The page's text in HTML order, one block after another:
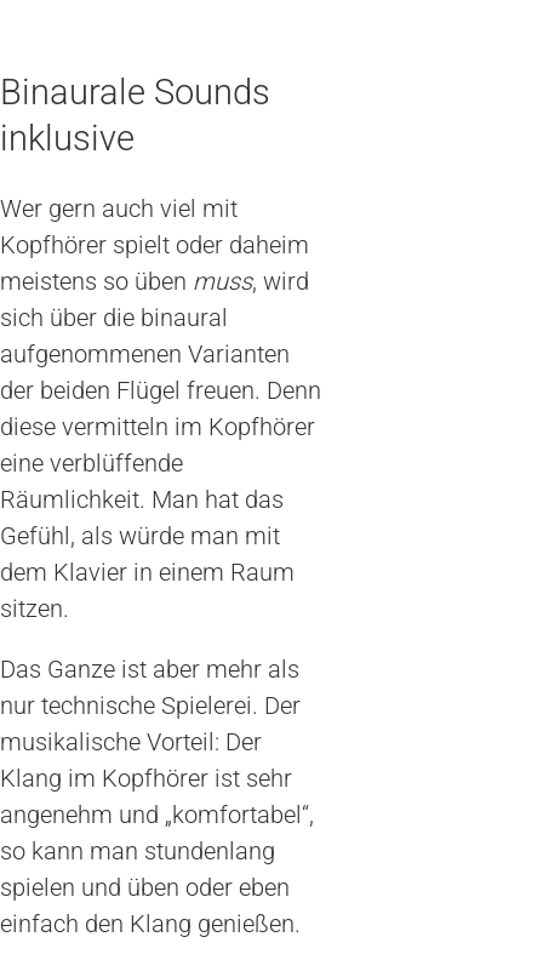
Binaurale Sounds
inklusive
Wer gern auch viel mit
Kopfhörer spielt oder daheim
meistens so üben muss, wird
sich über die binaural
aufgenommenen Varianten
der beiden Flügel freuen. Denn
diese vermitteln im Kopfhörer
eine verblüffende
Räumlichkeit. Man hat das
Gefühl, als würde man mit
dem Klavier in einem Raum
sitzen.
Das Ganze ist aber mehr als
nur technische Spielerei. Der
musikalische Vorteil: Der
Klang im Kopfhörer ist sehr
angenehm und „komfortabel“,
so kann man stundenlang
spielen und üben oder eben
einfach den Klang genießen.